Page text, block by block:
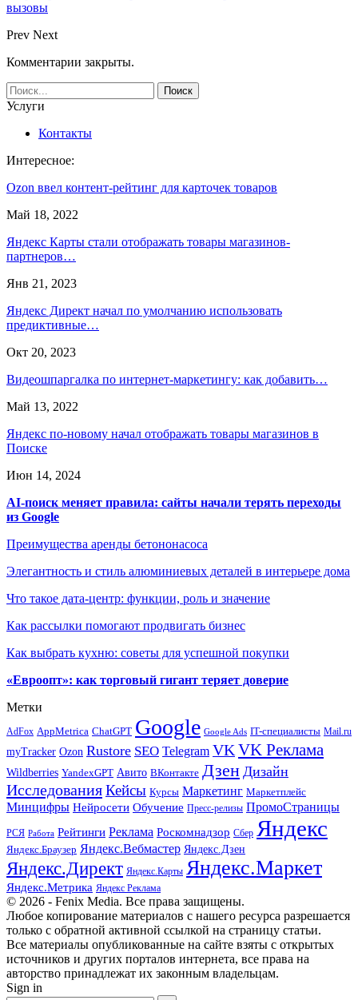
вызовы
Prev Next
Комментарии закрыты.
Услуги
Контакты
Интересное:
Ozon ввел контент-рейтинг для карточек товаров
Май 18, 2022
Яндекс Карты стали отображать товары магазинов-
партнеров…
Янв 21, 2023
Яндекс Директ начал по умолчанию использовать
предиктивные…
Окт 20, 2023
Видеошпаргалка по интернет-маркетингу: как добавить…
Май 13, 2022
Яндекс по-новому начал отображать товары магазинов в
Поиске
Июн 14, 2024
AI-поиск меняет правила: сайты начали терять переходы
из Google
Преимущества аренды бетононасоса
Элегантность и стиль алюминиевых деталей в интерьере дома
Что такое дата-центр: функции, роль и значение
Как рассылки помогают продвигать бизнес
Как выбрать кухню: советы для успешной покупки
«Евроопт»: как торговый гигант теряет доверие
Метки
AdFox AppMetrica ChatGPT Google Google Ads IT-специалисты Mail.ru
myTracker Ozon Rustore SEO Telegram VKVK Реклама
Wildberries YandexGPT Авито ВКонтакте Дзен Дизайн
ИсследованияКейсы Курсы Маркетинг Маркетплейс
Минцифры Нейросети Обучение Пресс-релизы ПромоСтраницы
РСЯ Работа Рейтинги Реклама Роскомнадзор Сбер Яндекс
Яндекс.Браузер Яндекс.Вебмастер Яндекс.Дзен
Яндекс.Директ Яндекс.Карты Яндекс.Маркет
Яндекс.Метрика Яндекс Реклама
© 2026 - Fenix Media. Все права защищены.
Любое копирование материалов с нашего ресурса разрешается
только с обратной активной ссылкой на страницу статьи.
Все материалы опубликованные на сайте взяты с открытых
источников и других порталов интернета, все права на
авторство принадлежат их законным владельцам.
Sign in